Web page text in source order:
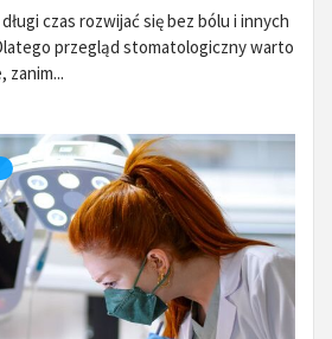
czas rozwijać się bez bólu i innych
przegląd stomatologiczny warto
zanim...